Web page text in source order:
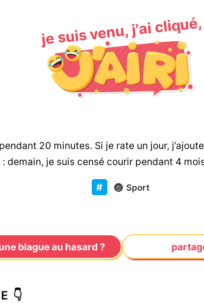
je suis venu, j'ai cliqué,
20 minutes. Si je rate un jour,
demain, je suis censé courir pendant 4
🏐 Sport
blague au hasard ?
👇